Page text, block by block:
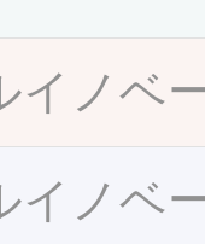
イノベ
イノベ